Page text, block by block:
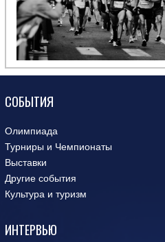
СОБЫТИЯ
Олимпиада
Турниры и Чемпионаты
Выставки
Другие события
Культура и туризм
ИНТЕРВЬЮ